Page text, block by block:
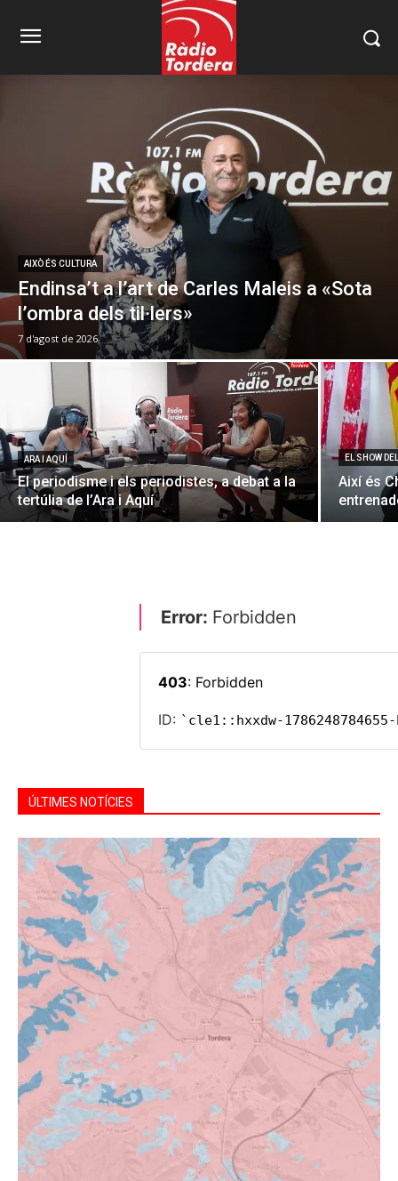
AIXÒ ÉS CULTURA
Endinsa’t a l’art de Carles Maleis a «Sota
l’ombra dels til·lers»
7 d'agost de 2026
ARA I AQUÍ
El periodisme i els periodistes, a debat a la
tertúlia de l’Ara i Aquí
EL SHOW
Així és
ÚLTIMES NOTÍCIES